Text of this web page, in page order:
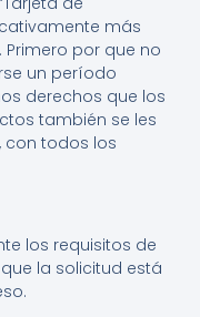
más
por que no
un período
derechos que los
también se les
con todos los
los requisitos de
la solicitud está